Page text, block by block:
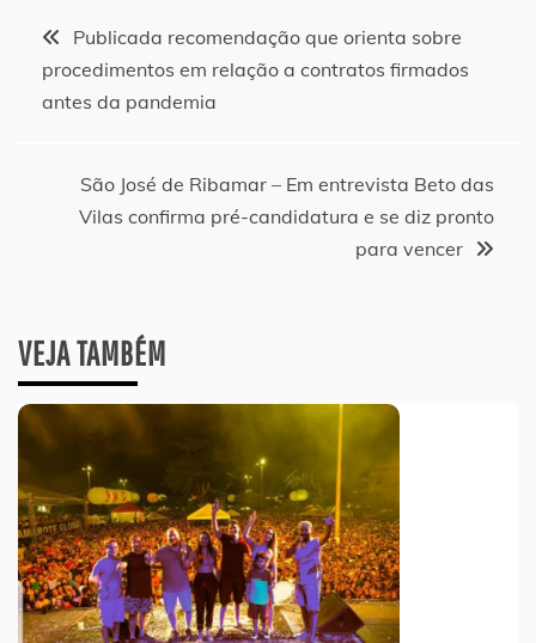
Navegação
de
Publicada recomendação que orienta sobre
procedimentos em relação a contratos firmados
antes da pandemia
São José de Ribamar – Em entrevista Beto das
Vilas confirma pré-candidatura e se diz pronto
para vencer
VEJA TAMBÉM